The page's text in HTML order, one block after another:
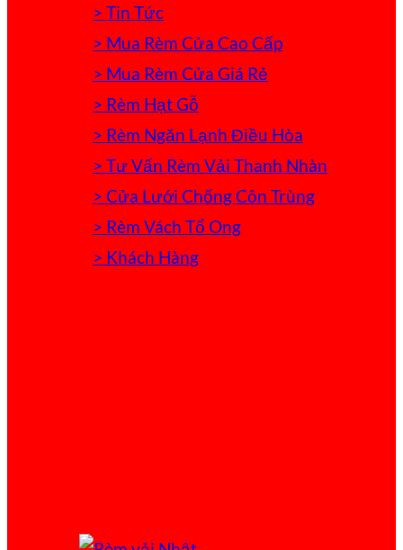
> Tin Tức
> Mua Rèm Cửa Cao Cấp
> Mua Rèm Cửa Giá Rẻ
> Rèm Hạt Gỗ
> Rèm Ngăn Lạnh Điều Hòa
> Tư Vấn Rèm Vải Thanh Nhàn
> Cửa Lưới Chống Côn Trùng
> Rèm Vách Tổ Ong
> Khách Hàng